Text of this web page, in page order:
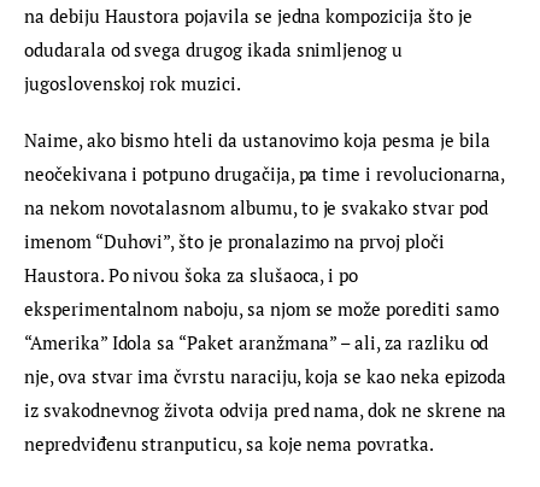
na debiju Haustora pojavila se jedna kompozicija što je
odudarala od svega drugog ikada snimljenog u
jugoslovenskoj rok muzici.
Naime, ako bismo hteli da ustanovimo koja pesma je bila
neočekivana i potpuno drugačija, pa time i revolucionarna,
na nekom novotalasnom albumu, to je svakako stvar pod
imenom “Duhovi”, što je pronalazimo na prvoj ploči
Haustora. Po nivou šoka za slušaoca, i po
eksperimentalnom naboju, sa njom se može porediti samo
“Amerika” Idola sa “Paket aranžmana” – ali, za razliku od
nje, ova stvar ima čvrstu naraciju, koja se kao neka epizoda
iz svakodnevnog života odvija pred nama, dok ne skrene na
nepredviđenu stranputicu, sa koje nema povratka.